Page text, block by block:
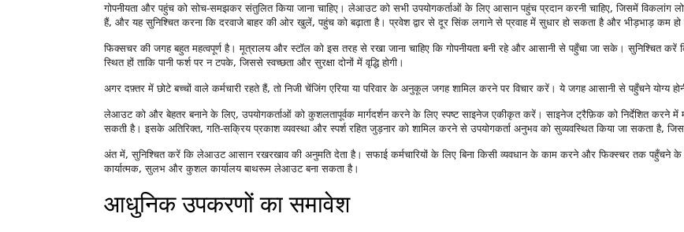
गोपनीयता और पहुंच को सोच-समझकर संतुलित किया जाना चाहिए। लेआउट को सभी उपयोगकर्ताओं के लिए आसान पहुंच प्रदान करनी चाहिए, जिसमें विकलांग
हैं, और यह सुनिश्चित करना कि दरवाजे बाहर की ओर खुलें, पहुंच को बढ़ाता है। प्रवेश द्वार से दूर सिंक लगाने से प्रवाह में सुधार हो सकता है और भीड़भाड़ कम
फिक्सचर की जगह बहुत महत्वपूर्ण है। मूत्रालय और स्टॉल को इस तरह से रखा जाना चाहिए कि गोपनीयता बनी रहे और आसानी से पहुँचा जा सके। सुनिश्चित
स्थित हों ताकि पानी फर्श पर न टपके, जिससे स्वच्छता और सुरक्षा दोनों में वृद्धि होगी।
अगर दफ़्तर में छोटे बच्चों वाले कर्मचारी रहते हैं, तो निजी चेंजिंग एरिया या परिवार के अनुकूल जगह शामिल करने पर विचार करें। ये जगह आसानी से पहुँचने योग्य
लेआउट को और बेहतर बनाने के लिए, उपयोगकर्ताओं को कुशलतापूर्वक मार्गदर्शन करने के लिए स्पष्ट साइनेज एकीकृत करें। साइनेज ट्रैफ़िक को निर्देशित
सकती है। इसके अतिरिक्त, गति-सक्रिय प्रकाश व्यवस्था और स्पर्श रहित जुड़नार को शामिल करने से उपयोगकर्ता अनुभव को सुव्यवस्थित किया जा सकता है,
अंत में, सुनिश्चित करें कि लेआउट आसान रखरखाव की अनुमति देता है। सफाई कर्मचारियों के लिए बिना किसी व्यवधान के काम करने और फिक्स्चर तक पहुँचने के
कार्यात्मक, सुलभ और कुशल कार्यालय बाथरूम लेआउट बना सकता है।
आधुनिक उपकरणों का समावेश